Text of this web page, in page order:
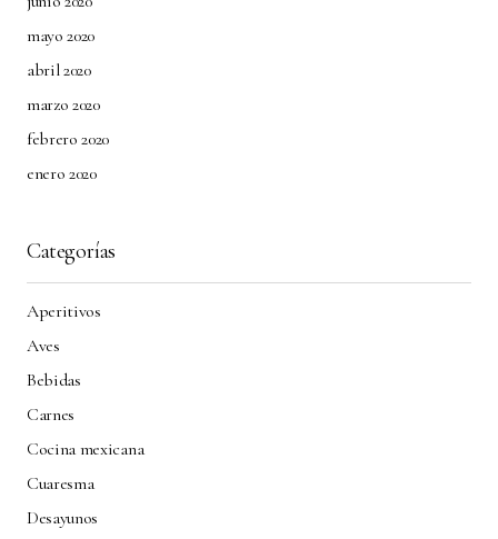
mayo 2020
abril 2020
marzo 2020
febrero 2020
enero 2020
Categorías
Aperitivos
Aves
Bebidas
Carnes
Cocina mexicana
Cuaresma
Desayunos